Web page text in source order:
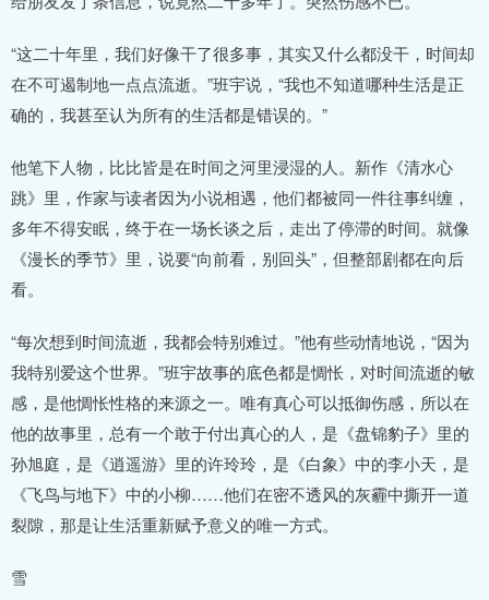
“这二十年里，我们好像干了很多事，其实又什么都没干，时间却
在不可遏制地一点点流逝。”班宇说，“我也不知道哪种生活是正
确的，我甚至认为所有的生活都是错误的。”
他笔下人物，比比皆是在时间之河里浸湿的人。新作《清水心
跳》里，作家与读者因为小说相遇，他们都被同一件往事纠缠，
多年不得安眠，终于在一场长谈之后，走出了停滞的时间。就像
《漫长的季节》里，说要“向前看，别回头”，但整部剧都在向后
看。
“每次想到时间流逝，我都会特别难过。”他有些动情地说，“因为
我特别爱这个世界。”班宇故事的底色都是惆怅，对时间流逝的敏
感，是他惆怅性格的来源之一。唯有真心可以抵御伤感，所以在
他的故事里，总有一个敢于付出真心的人，是《盘锦豹子》里的
孙旭庭，是《逍遥游》里的许玲玲，是《白象》中的李小天，是
《飞鸟与地下》中的小柳……他们在密不透风的灰霾中撕开一道
裂隙，那是让生活重新赋予意义的唯一方式。
雪